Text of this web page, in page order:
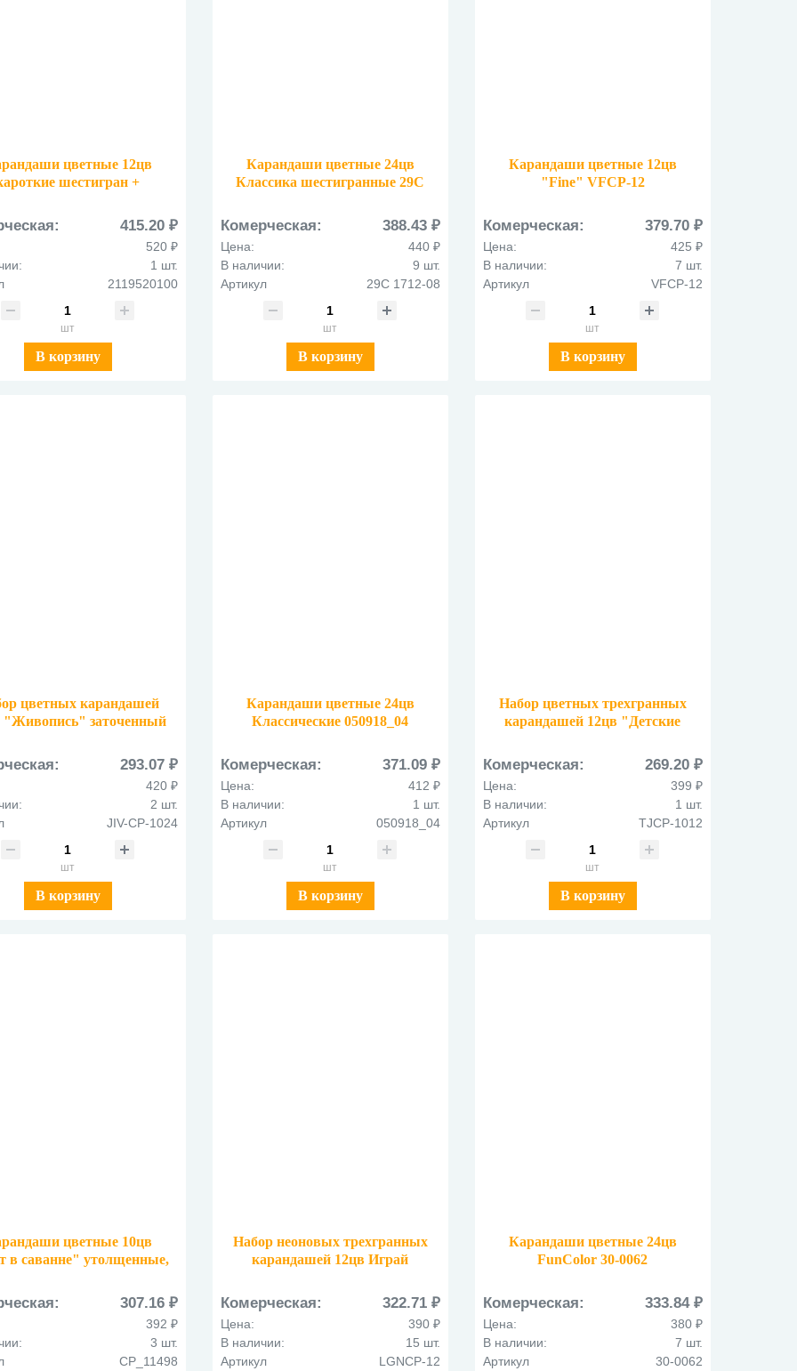
цветные 12цв
шестигран +
415.20 ₽
520 ₽
1 шт.
2119520100
шт
В корзину
Карандаши цветные 24цв
Классика шестигранные 29С
Комерческая: 388.43 ₽
Цена:
440 ₽
В наличии:
9 шт.
Артикул
29С 1712-08
шт
В корзину
Карандаши цветные 12цв
"Fine" VFCP-12
Комерческая: 379.70 ₽
Цена:
425 ₽
В наличии:
7 шт.
Артикул
VFCP-12
шт
В корзину
цветных карандашей
"Живопись" заточенный
293.07 ₽
420 ₽
2 шт.
JIV-CP-1024
шт
В корзину
Карандаши цветные 24цв
Классические 050918_04
Комерческая: 371.09 ₽
Цена:
412 ₽
В наличии:
1 шт.
Артикул
050918_04
шт
В корзину
Набор цветных трехгранных
карандашей 12цв "Детские
Комерческая: 269.20 ₽
Цена:
399 ₽
В наличии:
1 шт.
Артикул
TJCP-1012
шт
В корзину
цветные 10цв
в саванне" утолщенные,
307.16 ₽
392 ₽
3 шт.
CP_11498
Набор неоновых трехгранных
карандашей 12цв Играй
Комерческая: 322.71 ₽
Цена:
390 ₽
В наличии:
15 шт.
Артикул
LGNCP-12
Карандаши цветные 24цв
FunColor 30-0062
Комерческая: 333.84 ₽
Цена:
380 ₽
В наличии:
7 шт.
Артикул
30-0062